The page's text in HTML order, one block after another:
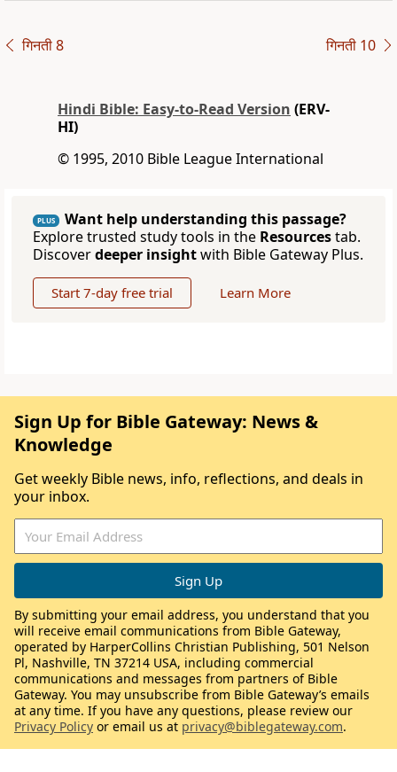
गिनती 8 गिनती 10
Hindi Bible: Easy-to-Read Version (ERV-
HI)
© 1995, 2010 Bible League International
PLUS
Want help understanding this passage?
Explore trusted study tools in the Resourcestab.
Discoverdeeper insightwith Bible Gateway Plus.
Start 7-day free trial Learn More
Sign Up for Bible Gateway: News &
Knowledge
Get weekly Bible news, info, reflections, and deals in
your inbox.
By submitting your email address, you understand that you
will receive email communications from Bible Gateway,
operated by HarperCollins Christian Publishing, 501 Nelson
Pl, Nashville, TN 37214 USA, including commercial
communications and messages from partners of Bible
Gateway. You may unsubscribe from Bible Gateway’s emails
at any time. If you have any questions, please review our
Privacy Policy or email us at privacy@biblegateway.com.